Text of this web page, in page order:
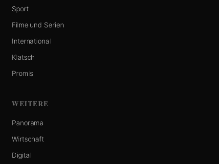
Sport
Filme und Serien
International
Klatsch
Promis
WEITERE
Panorama
Wirtschaft
Digital